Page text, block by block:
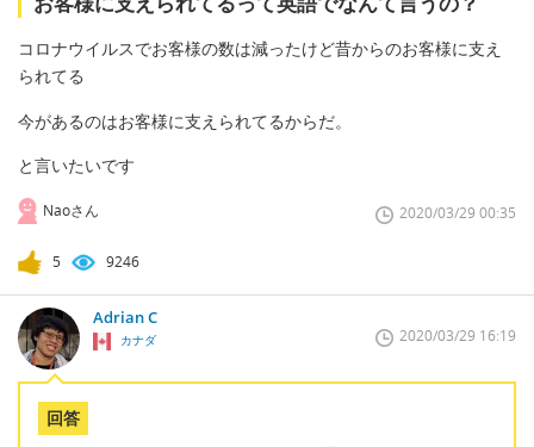
コロナウイルスでお客様の数は減ったけど昔からのお客様に支え
られてる
今があるのはお客様に支えられてるからだ。
と言いたいです
Naoさん 2020/03/29 00:35
5 9246
Adrian C
カナダ 2020/03/29 16:19
回答